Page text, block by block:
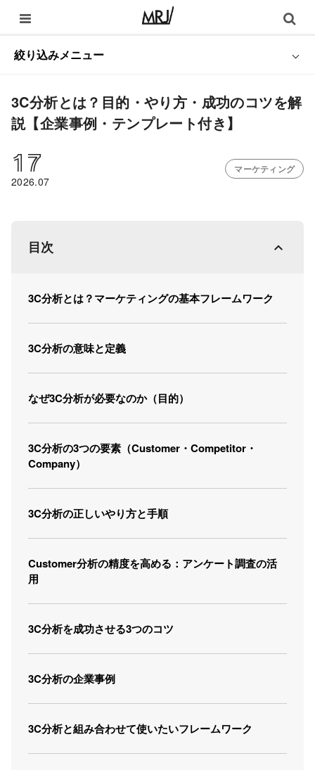
絞り込みメニュー
3C分析とは？目的・やり方・成功のコツを解
説【企業事例・テンプレート付き】
17
2026.07
マーケティング
目次
3C分析とは？マーケティングの基本フレームワーク
3C分析の意味と定義
なぜ3C分析が必要なのか（目的）
3C分析の3つの要素（Customer・Competitor・
Company）
3C分析の正しいやり方と手順
Customer分析の精度を高める：アンケート調査の活
用
3C分析を成功させる3つのコツ
3C分析の企業事例
3C分析と組み合わせて使いたいフレームワーク